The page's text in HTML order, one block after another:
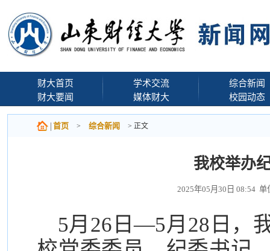
财大首页
财大要闻
学术交流
媒体财大
综合新闻
校园动态
首页 > 综合新闻 > 正文
我校举办
2025年05月30日 08:54
5月26日—5月28日，